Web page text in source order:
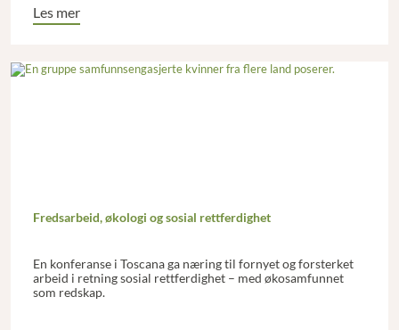
Les mer
Fredsarbeid, økologi og sosial rettferdighet
En konferanse i Toscana ga næring til fornyet og forsterket
arbeid i retning sosial rettferdighet – med økosamfunnet
som redskap.